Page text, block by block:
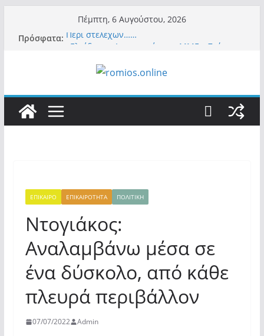
περιεχόμενο
Πέμπτη, 6 Αυγούστου, 2026
Πρόσφατα: Περί στελεχών……
το διεφθαρμένο σύστημα εξουσίας»
Κασιδιάρη – Οι ένοικοι του Μαξίμου σε
πανικό, πατριωτικό τσουνάμι σαρώνει την
«Έλληνες» η κυβέρνηση! (φωτο)
ΕΠΙΚΑΙΡΟ ΕΠΙΚΑΙΡΟΤΗΤΑ ΠΟΛΙΤΙΚΗ
Ντογιάκος:
Αναλαμβάνω μέσα σε
ένα δύσκολο, από κάθε
πλευρά περιβάλλον
07/07/2022 Admin